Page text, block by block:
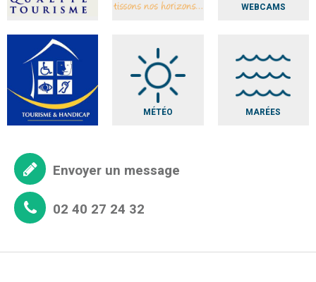
WEBCAMS
MÉTÉO MARÉES
Envoyer un message
02 40 27 24 32